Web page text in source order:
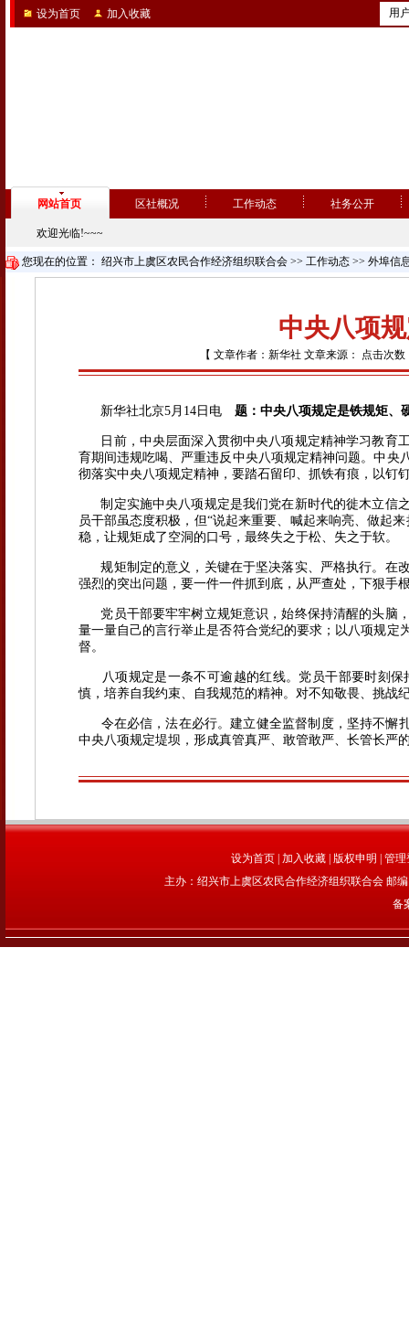
设为首页 加入收藏 用
网站首页 区社概况 工作动态 社务公开
欢迎光临!~~~
您现在的位置： 绍兴市上虞区农民合作经济组织联合会 >> 工作动态 >> 外埠信
中央八项
【 文章作者：新华社 文章来源： 点击次
新华社北京5月14日电 题：中央八项规定是铁规矩、
日前，中央层面深入贯彻中央八项规定精神学习教育
育期间违规吃喝、严重违反中央八项规定精神问题。中
彻落实中央八项规定精神，要踏石留印、抓铁有痕，以钉
制定实施中央八项规定是我们党在新时代的徙木立信
员干部虽态度积极，但“说起来重要、喊起来响亮、做起
稳，让规矩成了空洞的口号，最终失之于松、失之于软。
规矩制定的意义，关键在于坚决落实、严格执行。在
强烈的突出问题，要一件一件抓到底，从严查处，下狠手
党员干部要牢牢树立规矩意识，始终保持清醒的头脑
量一量自己的言行举止是否符合党纪的要求；以八项规
督。
八项规定是一条不可逾越的红线。党员干部要时刻保
慎，培养自我约束、自我规范的精神。对不知敬畏、挑战
令在必信，法在必行。建立健全监督制度，坚持不懈
中央八项规定堤坝，形成真管真严、敢管敢严、长管长严
设为首页 加入收藏 版权申明
管理
主办：绍兴市上虞区农民合作经济组织联合会 邮
备